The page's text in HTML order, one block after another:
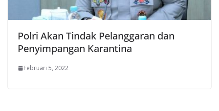
Polri Akan Tindak Pelanggaran dan
Penyimpangan Karantina
Februari 5, 2022